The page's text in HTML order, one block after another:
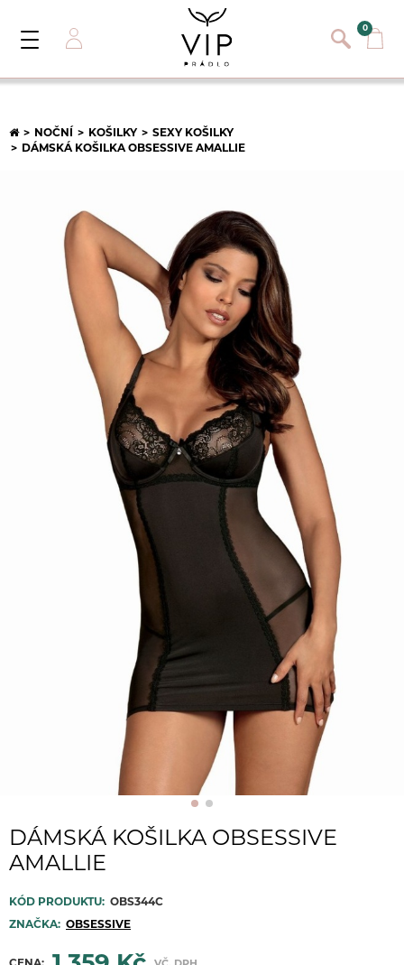
Přihlásit se
Zapomněli jste heslo ?
0
Toggle
NOČNÍ KOŠILKY
SEXY KOŠILKY
DÁMSKÁ KOŠILKA OBSESSIVE AMALLIE
DÁMSKÁ KOŠILKA OBSESSIVE
AMALLIE
KÓD PRODUKTU: OBS344C
ZNAČKA: OBSESSIVE